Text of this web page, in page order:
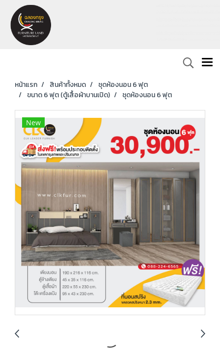
หน้าแรก สินค้าทั้งหมด
ชุดห้องนอน 6 ฟุต
ขนาด 6 ฟุต (ตู้เสื้อผ้าบานเปิด)
ชุดห้องนอน 6 ฟุต
New